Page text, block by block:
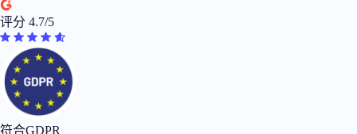
评分 4.7/5
符合GDPR